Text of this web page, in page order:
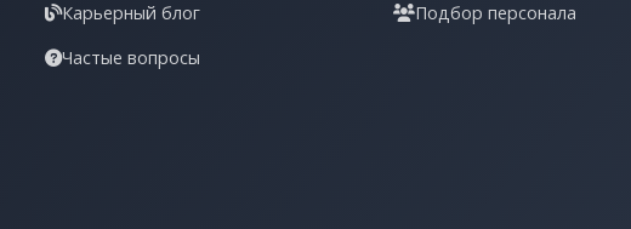
Карьерный блог
Частые вопросы
Подбор персонала